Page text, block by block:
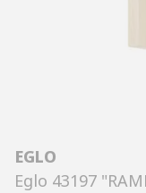
EGLO
Eglo 43197